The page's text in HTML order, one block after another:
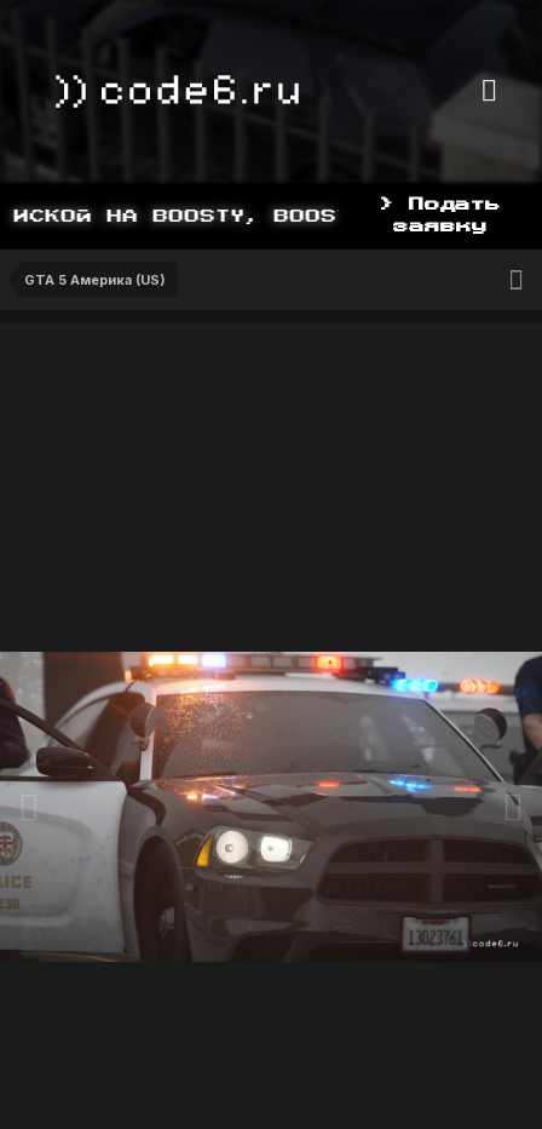
НА BOOSTY, BOOSTY.TO/YDDY
> Подать
заявку
GTA 5 Америка (US)